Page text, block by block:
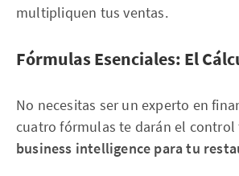
multipliquen tus ventas.
Fórmulas Esenciales: El
No necesitas ser un experto en
cuatro fórmulas te darán el
business intelligence para tu